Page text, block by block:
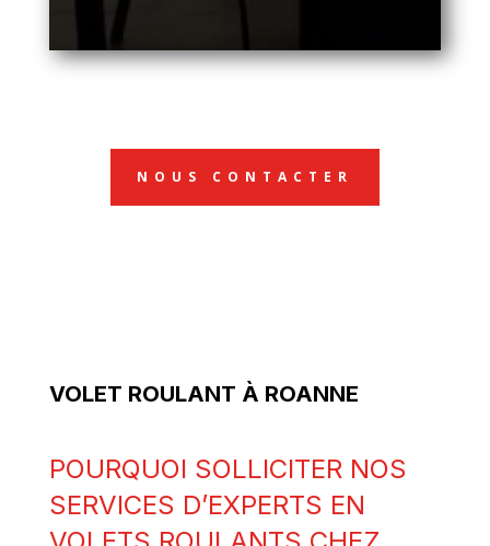
NOUS CONTACTER
VOLET ROULANT À ROANNE
POURQUOI SOLLICITER NOS
SERVICES D’EXPERTS EN